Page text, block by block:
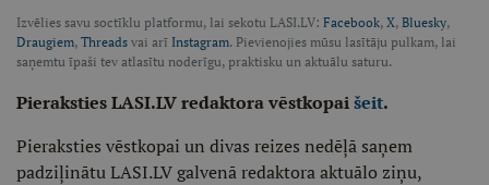
Izvēlies savu soctīklu platformu, lai sekotu LASI.LV: Facebook, X, Bluesky,
Draugiem, Threads vai arī Instagram. Pievienojies mūsu lasītāju pulkam, lai
saņemtu īpaši tev atlasītu noderīgu, praktisku un aktuālu saturu.
Pieraksties LASI.LV redaktora vēstkopaišeit.
Pieraksties vēstkopai un divas reizes nedēļā saņem
padziļinātu LASI.LV galvenā redaktora aktuālo ziņu,